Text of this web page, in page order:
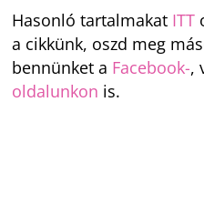
Hasonló tartalmakat ITT
a cikkünk, oszd meg
bennünket a Facebook-,
oldalunkon is.